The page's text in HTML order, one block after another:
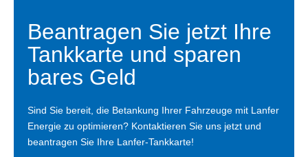
Beantragen Sie jetzt Ihre
Tankkarte und sparen
bares Geld
Sind Sie bereit, die Betankung Ihrer Fahrzeuge mit Lanfer
Energie zu optimieren? Kontaktieren Sie uns jetzt und
beantragen Sie Ihre Lanfer-Tankkarte!